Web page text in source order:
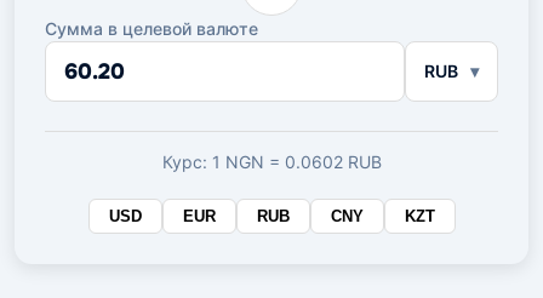
Сумма в целевой валюте
Сумма
целевой
валюте
RUB
Курс: 1 NGN = 0.0602 RUB
USD EUR RUB CNY KZT